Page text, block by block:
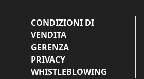
CONDIZIONI DI
VENDITA
GERENZA
PRIVACY
WHISTLEBLOWING